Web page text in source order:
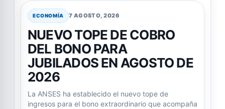
ECONOMÍA 7 AGOSTO, 2026
NUEVO TOPE DE COBRO
DEL BONO PARA
JUBILADOS EN AGOSTO DE
2026
La ANSES ha establecido el nuevo tope de
ingresos para el bono extraordinario que acompaña